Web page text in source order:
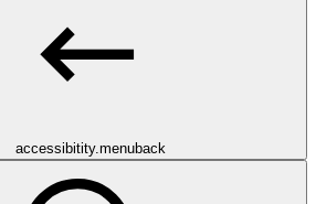
accessibitity.menuback